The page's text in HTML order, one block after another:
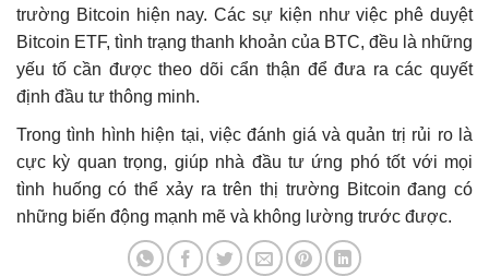
trường Bitcoin hiện nay. Các sự kiện như việc phê duyệt
Bitcoin ETF, tình trạng thanh khoản của BTC, đều là những
yếu tố cần được theo dõi cẩn thận để đưa ra các quyết
định đầu tư thông minh.
Trong tình hình hiện tại, việc đánh giá và quản trị rủi ro là
cực kỳ quan trọng, giúp nhà đầu tư ứng phó tốt với mọi
tình huống có thể xảy ra trên thị trường Bitcoin đang có
những biến động mạnh mẽ và không lường trước được.